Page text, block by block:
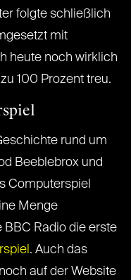
folgte schließlich
mit
heute noch wirklich
100 Prozent treu.
rund um
Beeblebrox und
Computerspiel
Menge
BBC Radio die erste
. Auch das
auf der Website